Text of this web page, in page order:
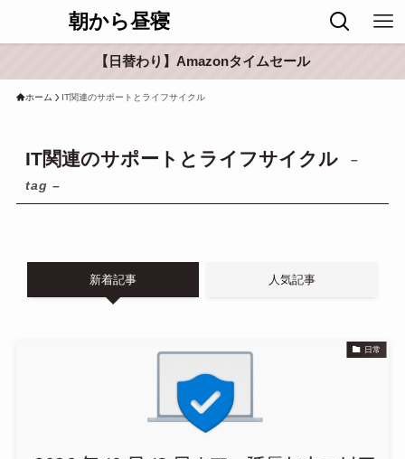
朝から昼寝
【日替わり】Amazonタイムセール
ホーム IT関連のサポートとライフサイクル
IT関連のサポートとライフサイクル
–
tag –
新着記事 人気記事
日常